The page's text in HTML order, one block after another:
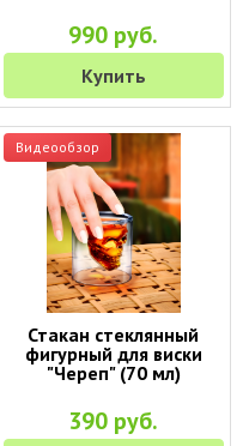
990 руб.
Купить
Видеообзор
Стакан стеклянный
фигурный для виски
"Череп" (70 мл)
390 руб.